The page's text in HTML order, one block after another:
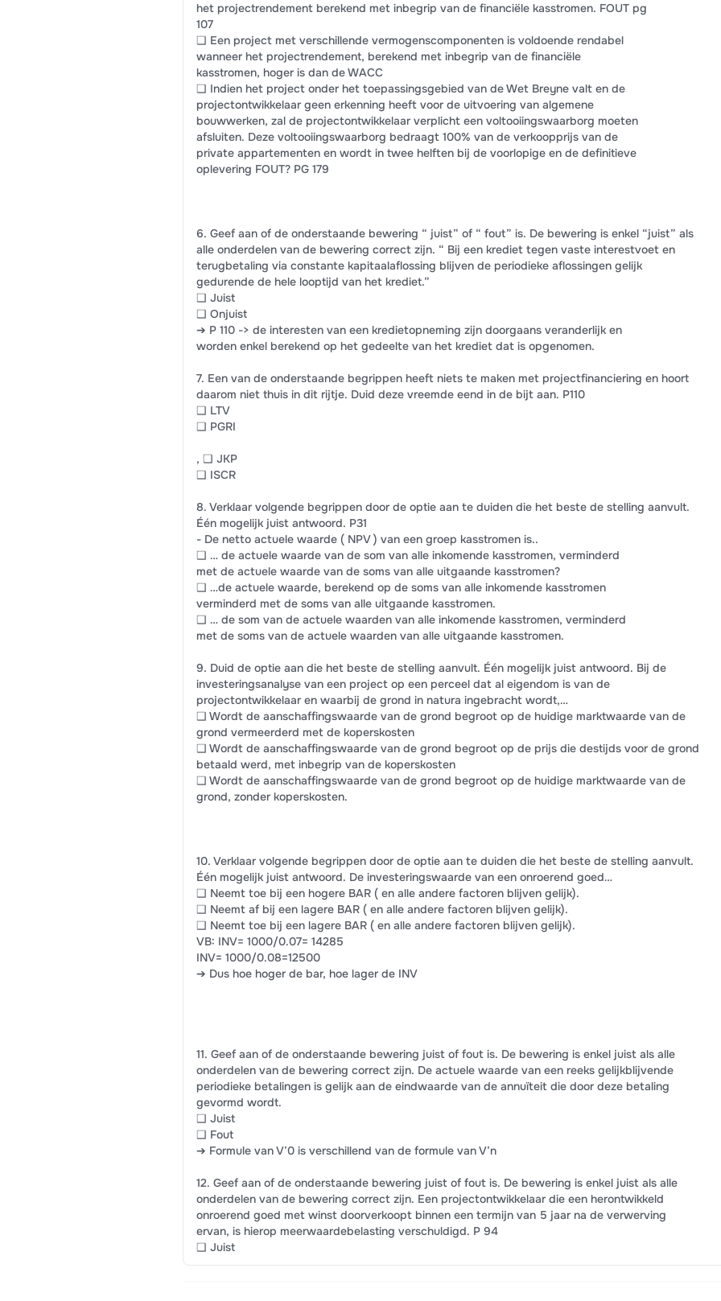
het projectrendement berekend met inbegrip van de financiële kasstromen. FOUT pg
107
❑ Een project met verschillende vermogenscomponenten is voldoende rendabel
wanneer het projectrendement, berekend met inbegrip van de financiële
kasstromen, hoger is dan de WACC
❑ Indien het project onder het toepassingsgebied van de Wet Breyne valt en de
projectontwikkelaar geen erkenning heeft voor de uitvoering van algemene
bouwwerken, zal de projectontwikkelaar verplicht een voltooiingswaarborg moeten
afsluiten. Deze voltooiingswaarborg bedraagt 100% van de verkoopprijs van de
private appartementen en wordt in twee helften bij de voorlopige en de definitieve
oplevering FOUT? PG 179
6. Geef aan of de onderstaande bewering “ juist” of “ fout” is. De bewering is enkel “juist” als
alle onderdelen van de bewering correct zijn. “ Bij een krediet tegen vaste interestvoet en
terugbetaling via constante kapitaalaflossing blijven de periodieke aflossingen gelijk
gedurende de hele looptijd van het krediet.”
❑ Juist
❑ Onjuist
➔ P 110 -> de interesten van een kredietopneming zijn doorgaans veranderlijk en
worden enkel berekend op het gedeelte van het krediet dat is opgenomen.
7. Een van de onderstaande begrippen heeft niets te maken met projectfinanciering en hoort
daarom niet thuis in dit rijtje. Duid deze vreemde eend in de bijt aan. P110
❑ LTV
❑ PGRI
, ❑ JKP
❑ ISCR
8. Verklaar volgende begrippen door de optie aan te duiden die het beste de stelling aanvult.
Één mogelijk juist antwoord. P31
- De netto actuele waarde ( NPV ) van een groep kasstromen is..
❑ … de actuele waarde van de som van alle inkomende kasstromen, verminderd
met de actuele waarde van de soms van alle uitgaande kasstromen?
❑ …de actuele waarde, berekend op de soms van alle inkomende kasstromen
verminderd met de soms van alle uitgaande kasstromen.
❑ … de som van de actuele waarden van alle inkomende kasstromen, verminderd
met de soms van de actuele waarden van alle uitgaande kasstromen.
9. Duid de optie aan die het beste de stelling aanvult. Één mogelijk juist antwoord. Bij de
investeringsanalyse van een project op een perceel dat al eigendom is van de
projectontwikkelaar en waarbij de grond in natura ingebracht wordt,…
❑ Wordt de aanschaffingswaarde van de grond begroot op de huidige marktwaarde van de
grond vermeerderd met de koperskosten
❑ Wordt de aanschaffingswaarde van de grond begroot op de prijs die destijds voor de grond
betaald werd, met inbegrip van de koperskosten
❑ Wordt de aanschaffingswaarde van de grond begroot op de huidige marktwaarde van de
grond, zonder koperskosten.
10. Verklaar volgende begrippen door de optie aan te duiden die het beste de stelling aanvult.
Één mogelijk juist antwoord. De investeringswaarde van een onroerend goed…
❑ Neemt toe bij een hogere BAR ( en alle andere factoren blijven gelijk).
❑ Neemt af bij een lagere BAR ( en alle andere factoren blijven gelijk).
❑ Neemt toe bij een lagere BAR ( en alle andere factoren blijven gelijk).
VB: INV= 1000/0.07= 14285
INV= 1000/0.08=12500
➔ Dus hoe hoger de bar, hoe lager de INV
11. Geef aan of de onderstaande bewering juist of fout is. De bewering is enkel juist als alle
onderdelen van de bewering correct zijn. De actuele waarde van een reeks gelijkblijvende
periodieke betalingen is gelijk aan de eindwaarde van de annuïteit die door deze betaling
gevormd wordt.
❑ Juist
❑ Fout
➔ Formule van V’0 is verschillend van de formule van V’n
12. Geef aan of de onderstaande bewering juist of fout is. De bewering is enkel juist als alle
onderdelen van de bewering correct zijn. Een projectontwikkelaar die een herontwikkeld
onroerend goed met winst doorverkoopt binnen een termijn van 5 jaar na de verwerving
ervan, is hierop meerwaardebelasting verschuldigd. P 94
❑ Juist